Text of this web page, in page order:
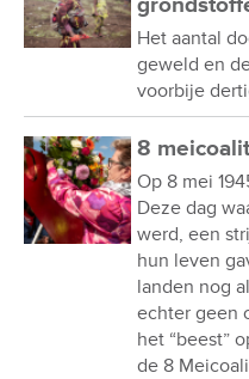
Het aantal
geweld en
voorbije
8
Op 8 mei
Deze dag
werd, een
hun leven
landen nog
echter geen
het “beest”
de 8